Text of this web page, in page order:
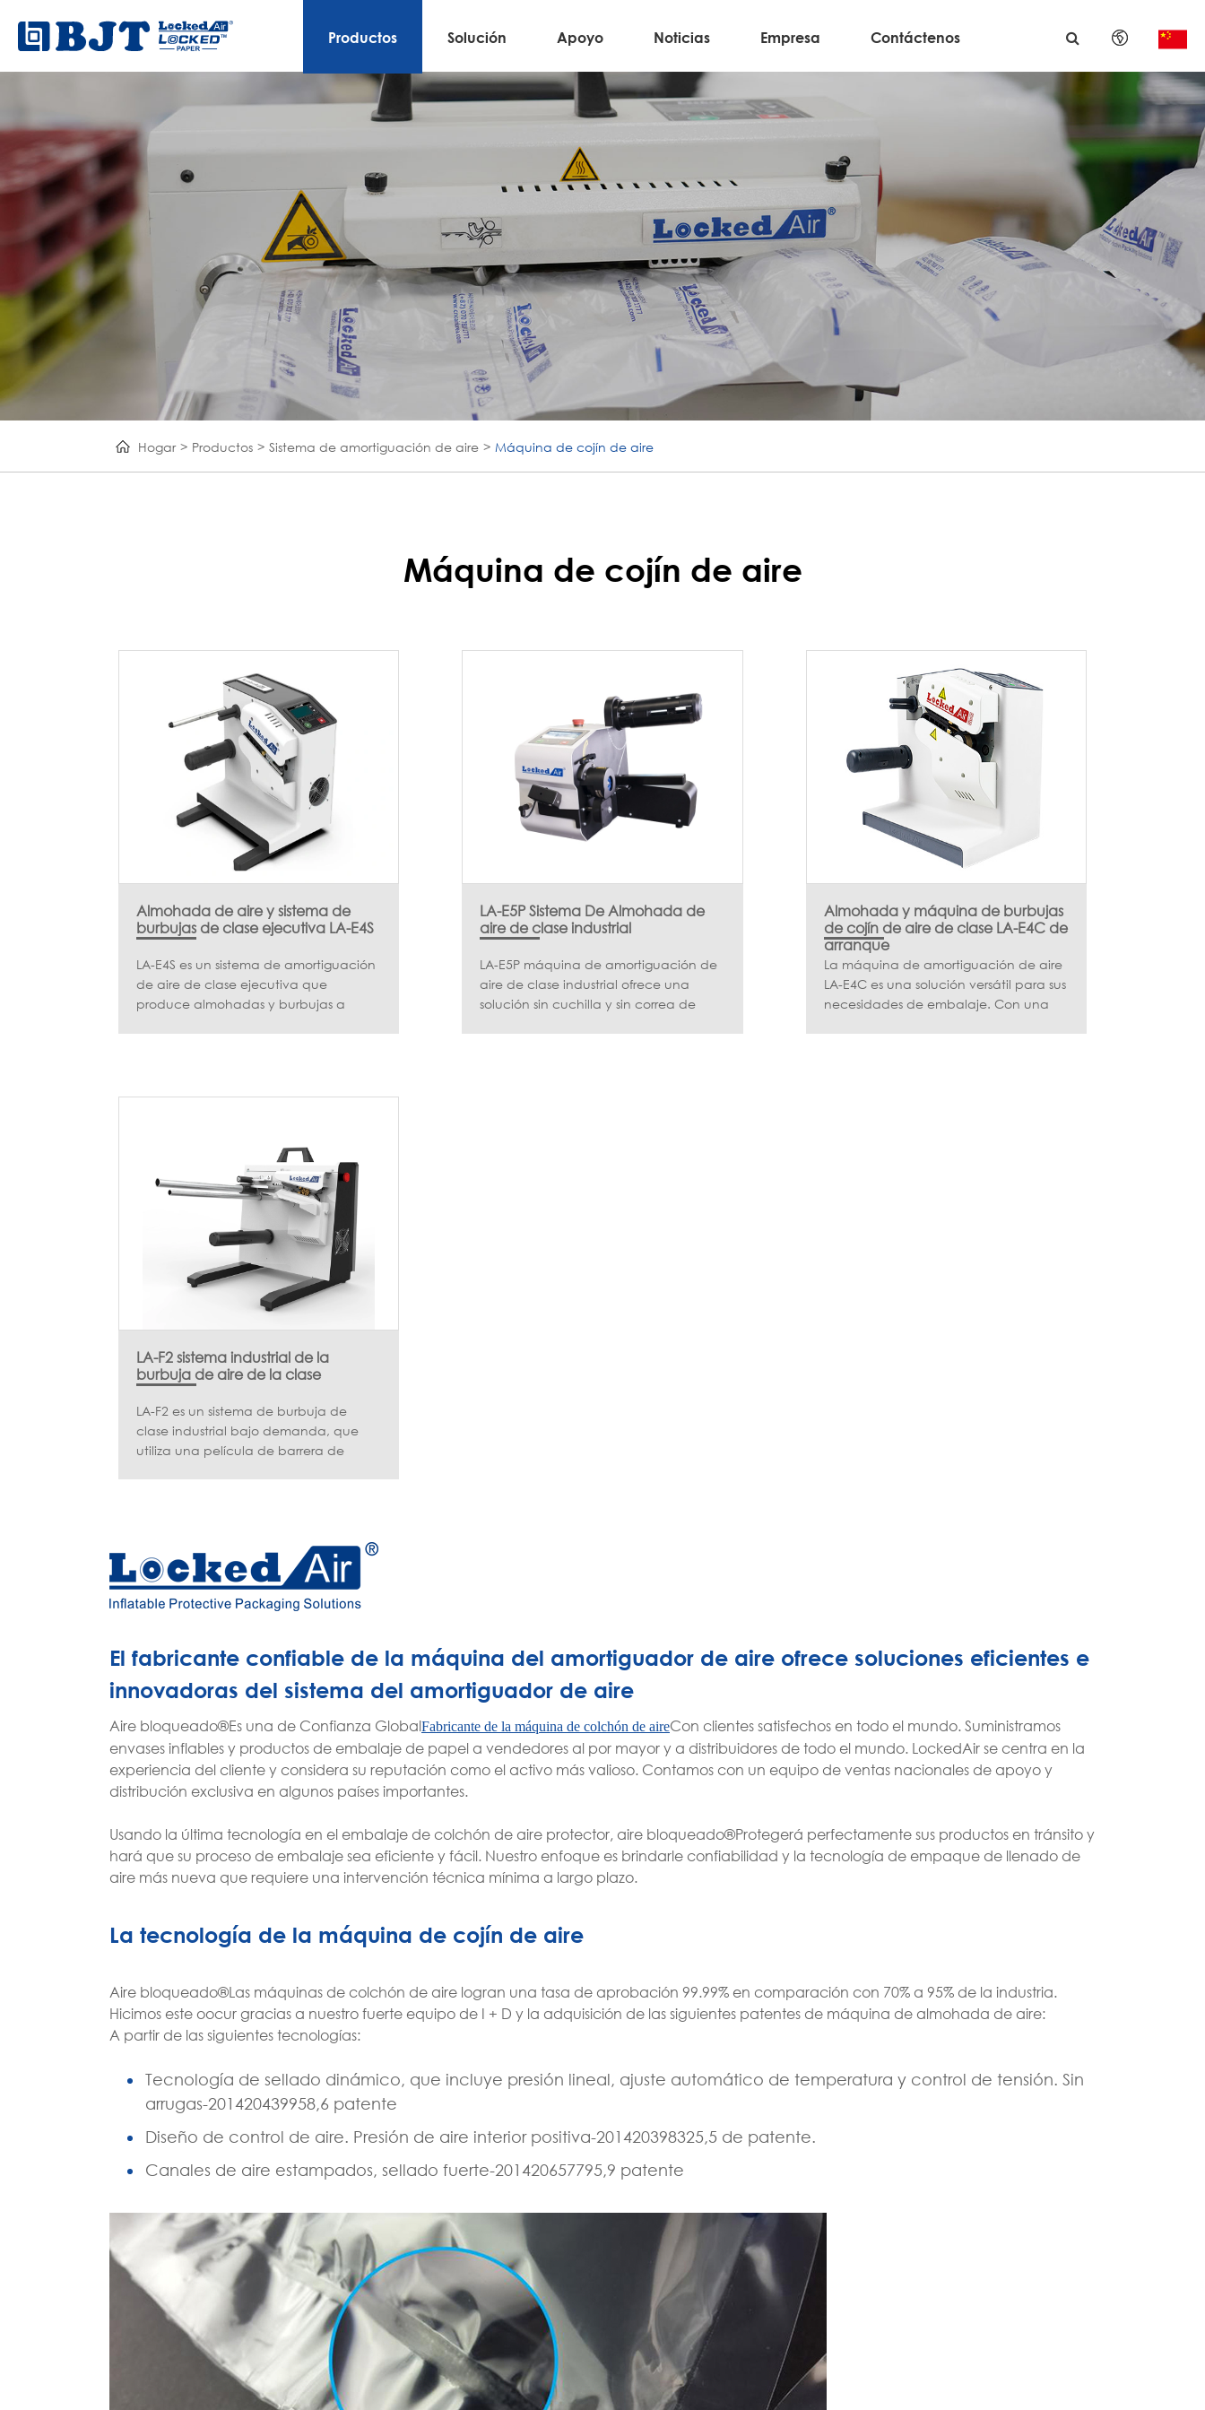
Productos Solución Apoyo Noticias Empresa Contáctenos
English
日本語
français
Deutsch
português
Hogar Productos Sistema de amortiguación de aire Máquina de cojín de aire
Máquina de cojín de aire
Almohada de aire y sistema de
burbujas de clase ejecutiva LA-E4S
LA-E4S es un sistema de amortiguación
de aire de clase ejecutiva que
produce almohadas y burbujas a
posibles con una salida de alta
confiable que es compatible con
películas de diferentes materiales,
formas y tamaños, que satisfacen
todas las necesidades de embalaje.
LA-E5P Sistema De Almohada de
aire de clase industrial
LA-E5P máquina de amortiguación de
aire de clase industrial ofrece una
solución sin cuchilla y sin correa de
Almohada y máquina de burbujas
de cojín de aire de clase LA-E4C de
arranque
La máquina de amortiguación de aire
LA-E4C es una solución versátil para sus
necesidades de embalaje. Con una
LA-F2 sistema industrial de la
burbuja de aire de la clase
LA-F2 es un sistema de burbuja de
clase industrial bajo demanda, que
utiliza una película de barrera de
ruido, al tiempo que proporciona una
mejor experiencia de embalaje para
los usuarios objetivo. Gracias a la
tecnología de calefacción superior y la
popular con las empresas industriales
grandes y medianas, satisfacer sus
necesidades de embalaje con gran
de alta calidad.
El fabricante confiable de la máquina del amortiguador de aire ofrece soluciones eficientes e
innovadoras del sistema del amortiguador de aire
Aire bloqueado®Es una de Confianza GlobalFabricante de la máquina de colchón de aireCon clientes satisfechos en todo el mundo. Suministramos
envases inflables y productos de embalaje de papel a vendedores al por mayor y a distribuidores de todo el mundo. LockedAir se centra en la
experiencia del cliente y considera su reputación como el activo más valioso. Contamos con un equipo de ventas nacionales de apoyo y
distribución exclusiva en algunos países importantes.
Usando la última tecnología en el embalaje de colchón de aire protector, aire bloqueado®Protegerá perfectamente sus productos en tránsito y
hará que su proceso de embalaje sea eficiente y fácil. Nuestro enfoque es brindarle confiabilidad y la tecnología de empaque de llenado de
aire más nueva que requiere una intervención técnica mínima a largo plazo.
La tecnología de la máquina de cojín de aire
Aire bloqueado®Las máquinas de colchón de aire logran una tasa de aprobación 99.99% en comparación con 70% a 95% de la industria.
Hicimos este oocur gracias a nuestro fuerte equipo de I + D y la adquisición de las siguientes patentes de máquina de almohada de aire:
A partir de las siguientes tecnologías:
Tecnología de sellado dinámico, que incluye presión lineal, ajuste automático de temperatura y control de tensión. Sin
arrugas-201420439958,6 patente
Diseño de control de aire. Presión de aire interior positiva-201420398325,5 de patente.
Canales de aire estampados, sellado fuerte-201420657795,9 patente